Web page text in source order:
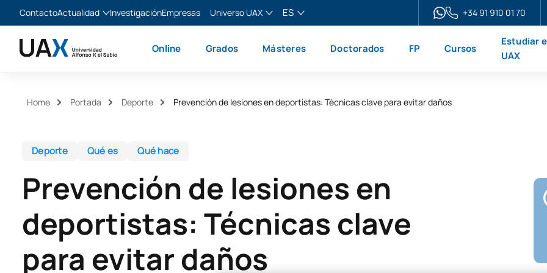
ContactoActualidad
Noticias
InvestigaciónEmpresas
Universo UAX
XTART
ES
English
+34 91 910 01 70
Online Grados Másteres Doctorados FP Cursos
Estudiar
UAX
Home Portada Deporte Prevención de lesiones en deportistas: Técnicas clave para evitar daños
Deporte Qué es Qué hace
Prevención de lesiones en
deportistas: Técnicas clave
para evitar daños